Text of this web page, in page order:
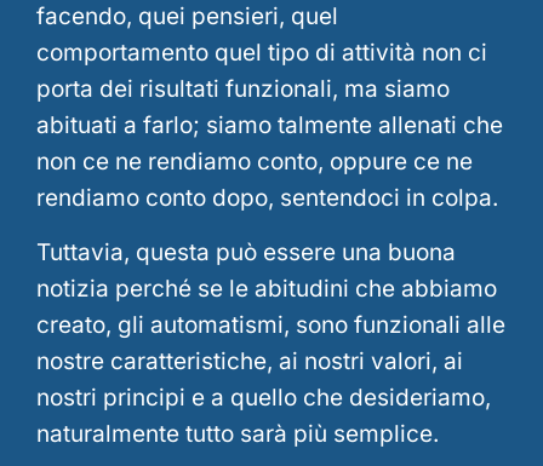
facendo, quei pensieri, quel
comportamento quel tipo di attività non ci
porta dei risultati funzionali, ma siamo
abituati a farlo; siamo talmente allenati che
non ce ne rendiamo conto, oppure ce ne
rendiamo conto dopo, sentendoci in colpa.
Tuttavia, questa può essere una buona
notizia perché se le abitudini che abbiamo
creato, gli automatismi, sono funzionali alle
nostre caratteristiche, ai nostri valori, ai
nostri principi e a quello che desideriamo,
naturalmente tutto sarà più semplice.